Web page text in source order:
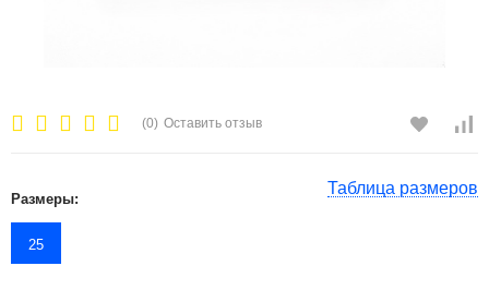
(0) Оставить отзыв
Таблица размеров
Размеры:
25